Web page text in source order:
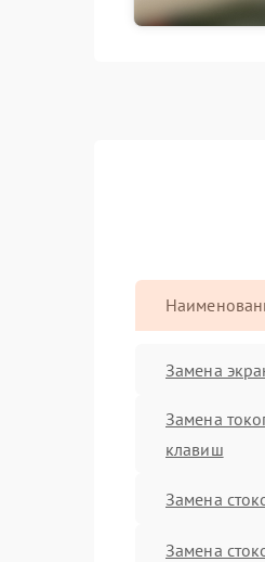
Замена
Замена
клавиш
Замена
Замена